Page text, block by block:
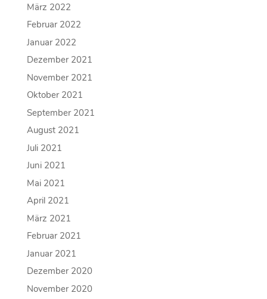
März 2022
Februar 2022
Januar 2022
Dezember 2021
November 2021
Oktober 2021
September 2021
August 2021
Juli 2021
Juni 2021
Mai 2021
April 2021
März 2021
Februar 2021
Januar 2021
Dezember 2020
November 2020